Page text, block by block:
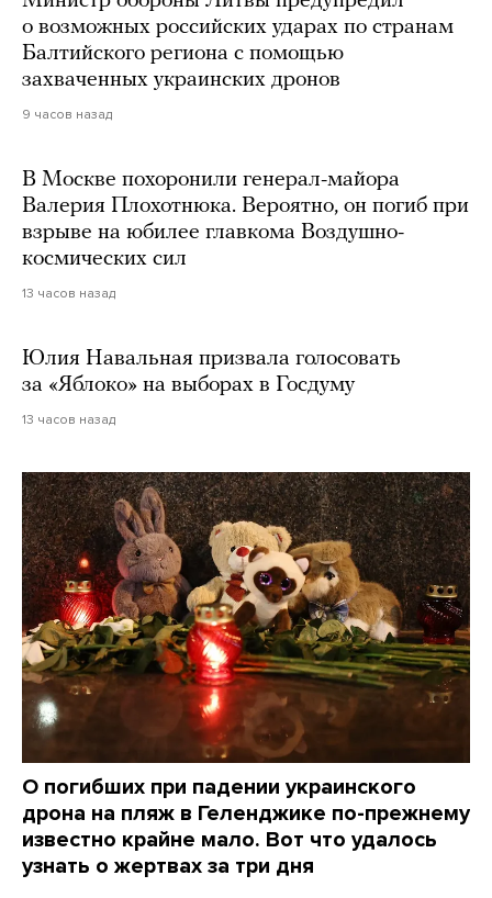
о возможных российских ударах по странам
Балтийского региона с помощью
захваченных украинских дронов
9 часов назад
В Москве похоронили генерал-майора
Валерия Плохотнюка. Вероятно, он погиб при
взрыве на юбилее главкома Воздушно-
космических сил
13 часов назад
Юлия Навальная призвала голосовать
за «Яблоко» на выборах в Госдуму
13 часов назад
О погибших при падении украинского
дрона на пляж в Геленджике по-прежнему
известно крайне мало. Вот что удалось
узнать о жертвах за три дня